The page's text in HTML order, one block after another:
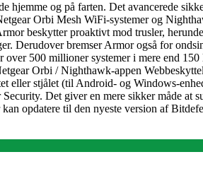
og på farten. Det avancerede
Orbi Mesh WiFi-systemer og
beskytter proaktivt mod trusler,
Derudover bremser Armor også for
500 millioner systemer i mere end
Orbi / Nighthawk-appen
eller stjålet (til Android- og Windows-
Det giver en mere sikker måde at
opdatere til den nyeste version af